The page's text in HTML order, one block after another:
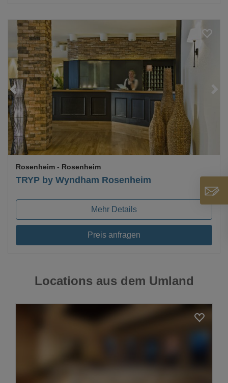
TRYP by Wyndham Rosenheim
Rosenheim - Rosenheim
Mehr Details
Preis anfragen
Locations aus dem Umland